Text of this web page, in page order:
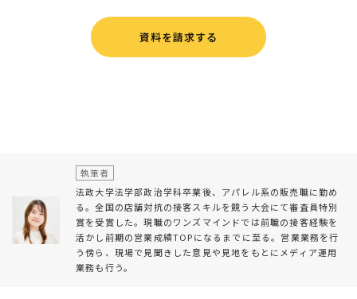
資料を請求する
執筆者
法政大学法学部政治学科卒業後、アパレル系の販売職に勤め
る。全国の店舗対抗の接客スキルを競う大会にて審査員特別
賞を受賞した。現職のワンズマインドでは前職の接客経験を
活かし前期の営業成績TOPになるまでに至る。営業業務を行
う傍ら、現場で見聞きした意見や見地をもとにメディア運用
業務も行う。